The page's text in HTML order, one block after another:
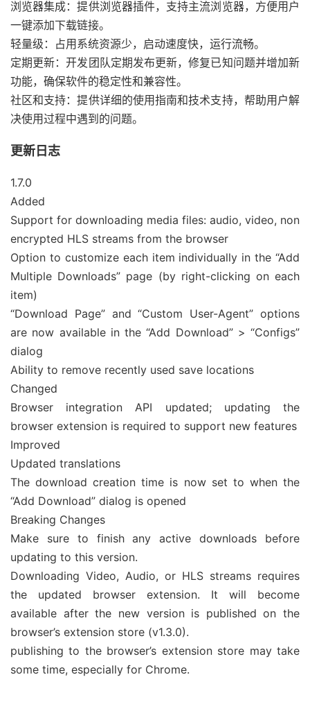
浏览器集成：提供浏览器插件，支持主流浏览器，方便用户
一键添加下载链接。
轻量级：占用系统资源少，启动速度快，运行流畅。
定期更新：开发团队定期发布更新，修复已知问题并增加新
功能，确保软件的稳定性和兼容性。
社区和支持：提供详细的使用指南和技术支持，帮助用户解
决使用过程中遇到的问题。
更新日志
1.7.0
Added
Support for downloading media files: audio, video, non
encrypted HLS streams from the browser
Option to customize each item individually in the “Add
Multiple Downloads” page (by right-clicking on each
item)
“Download Page” and “Custom User-Agent” options
are now available in the “Add Download” > “Configs”
dialog
Ability to remove recently used save locations
Changed
Browser integration API updated; updating the
browser extension is required to support new features
Improved
Updated translations
The download creation time is now set to when the
“Add Download” dialog is opened
Breaking Changes
Make sure to finish any active downloads before
updating to this version.
Downloading Video, Audio, or HLS streams requires
the updated browser extension. It will become
available after the new version is published on the
browser’s extension store (v1.3.0).
publishing to the browser’s extension store may take
some time, especially for Chrome.